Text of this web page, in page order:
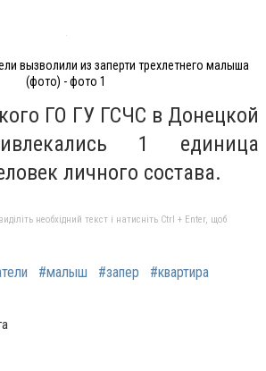
вызволили из заперти трехлетнего малыша
(фото) - фото 1
ГО ГУ ГСЧС в Донецкой
1 единица
личного состава.
необхідний текст і натисніть Ctrl + Enter, щоб
#малыш #запер #квартира